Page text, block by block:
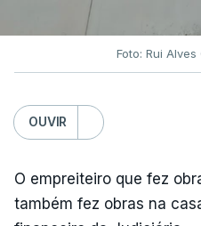
Foto: Rui
OUVIR
O empreiteiro que fez
também fez obras na